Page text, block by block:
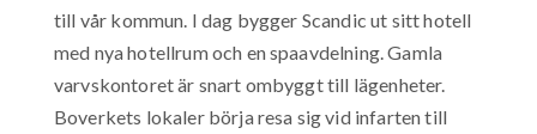
till vår kommun. I dag bygger Scandic ut sitt hotell
med nya hotellrum och en spaavdelning. Gamla
varvskontoret är snart ombyggt till lägenheter.
Boverkets lokaler börja resa sig vid infarten till